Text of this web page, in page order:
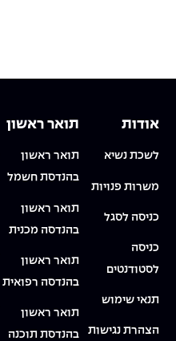
אודות
לשכת נשיא
משרות פנויות
כניסה לסגל
כניסה
לסטודנטים
תנאי שימוש
הצהרת נגישות
תואר ראשון
תואר ראשון
בהנדסת חשמל
תואר ראשון
בהנדסה מכנית
תואר ראשון
בהנדסה רפואית
תואר ראשון
בהנדסת תוכנה